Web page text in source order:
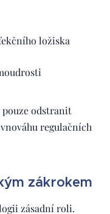
ložiska
odstranit
regulačních
zákrokem
zásadní roli.